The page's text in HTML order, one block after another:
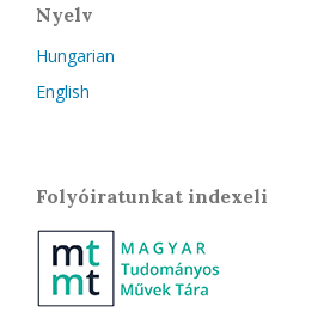
Nyelv
Hungarian
English
Folyóiratunkat indexeli